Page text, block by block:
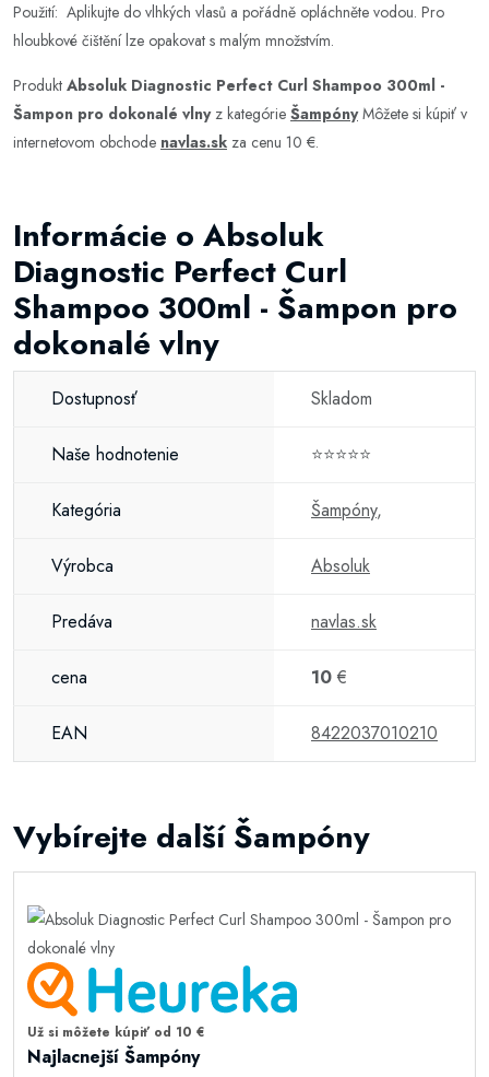
Použití: Aplikujte do vlhkých vlasů a pořádně opláchněte vodou. Pro
hloubkové čištění lze opakovat s malým množstvím.
Produkt Absoluk Diagnostic Perfect Curl Shampoo 300ml -
Šampon pro dokonalé vlnyz kategórie ŠampónyMôžete si kúpiť v
internetovom obchode navlas.sk za cenu 10 €.
Informácie o Absoluk
Diagnostic Perfect Curl
Shampoo 300ml - Šampon pro
dokonalé vlny
Dostupnosť Skladom
Naše hodnotenie ⭐⭐⭐⭐⭐
Kategória Šampóny,
Výrobca Absoluk
Predáva navlas.sk
cena 10 €
EAN 8422037010210
Vybírejte další Šampóny
Už si môžete kúpiť od 10 €
Najlacnejší Šampóny